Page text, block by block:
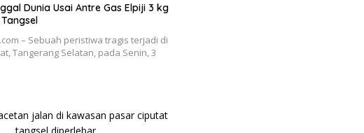
Dunia Usai Antre Gas Elpiji 3 kg
– Sebuah peristiwa tragis terjadi di
Tangerang Selatan, pada Senin, 3